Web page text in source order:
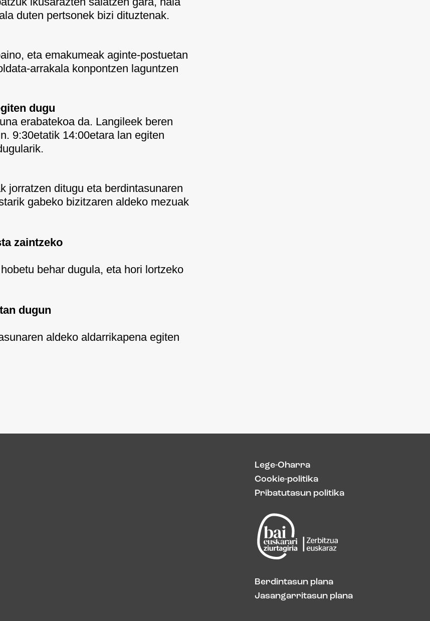
duten pertsonek bizi dituztenak.
eta emakumeak aginte-postuetan
arrakala konpontzen laguntzen
dugu
erabatekoa da. Langileek beren
9:30etatik 14:00etara lan egiten
jorratzen ditugu eta berdintasunaren
gabeko bizitzaren aldeko mezuak
zaintzeko
behar dugula, eta hori lortzeko
dugun
aldeko aldarrikapena egiten
Lege-Oharra
Cookie-politika
Pribatutasun politika
Berdintasun plana
Jasangarritasun plana